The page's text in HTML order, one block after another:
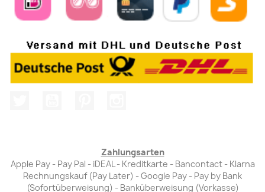
Zahlungsarten
Apple Pay - Pay Pal - iDEAL - Kreditkarte - Bancontact - Klarna
Rechnungskauf (Pay Later) - Google Pay - Pay by Bank
(Sofortüberweisung) - Banküberweisung (Vorkasse)